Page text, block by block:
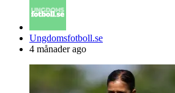
Posted
by
Ungdomsfotboll.se
4 månader ago